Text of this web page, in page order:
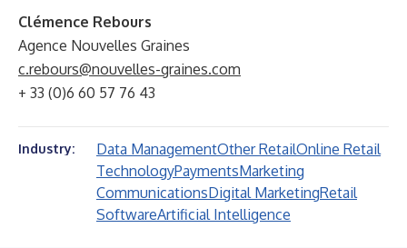
Clémence Rebours
Agence Nouvelles Graines
c.rebours@nouvelles-graines.com
+ 33 (0)6 60 57 76 43
Industry: Data ManagementOther RetailOnline Retail
TechnologyPaymentsMarketing
CommunicationsDigital MarketingRetail
SoftwareArtificial Intelligence